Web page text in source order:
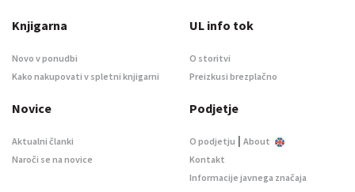
Knjigarna
Novo v ponudbi
Kako nakupovati v spletni knjigarni
UL info tok
O storitvi
Preizkusi brezplačno
Novice
Aktualni članki
Naroči se na novice
Podjetje
O podjetju | About
Kontakt
Informacije javnega značaja